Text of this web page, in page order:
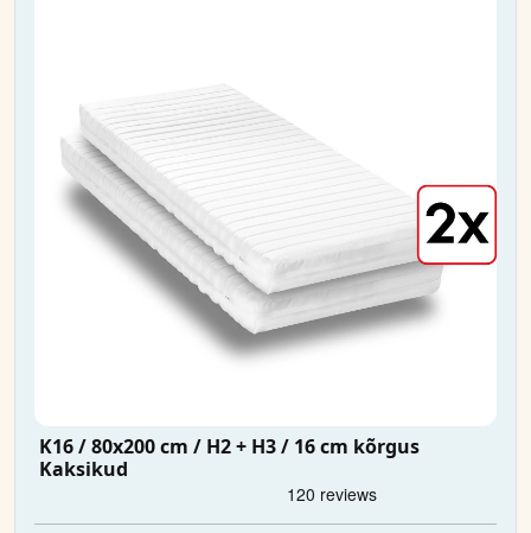
K16 / 80x200 cm / H2 + H3 / 16 cm kõrgus
Kaksikud